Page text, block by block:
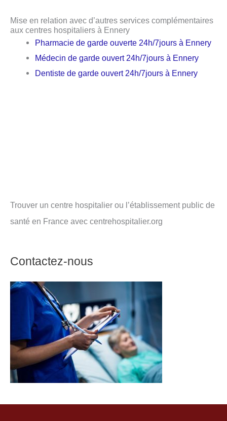
Mise en relation avec d’autres services complémentaires
aux centres hospitaliers à Ennery
Pharmacie de garde ouverte 24h/7jours à Ennery
Médecin de garde ouvert 24h/7jours à Ennery
Dentiste de garde ouvert 24h/7jours à Ennery
Trouver un centre hospitalier ou l’établissement public de
santé en France avec centrehospitalier.org
Contactez-nous